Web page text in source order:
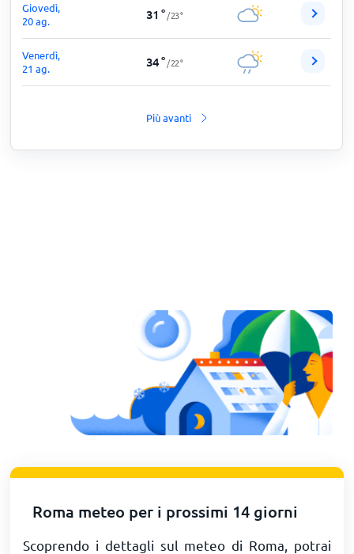
Giovedì,
20 ag.
31 ° /23°
Venerdì,
21 ag.
34° /22°
Più avanti
Roma meteo per i prossimi 14 giorni
Scoprendo i dettagli sul meteo di Roma, potrai